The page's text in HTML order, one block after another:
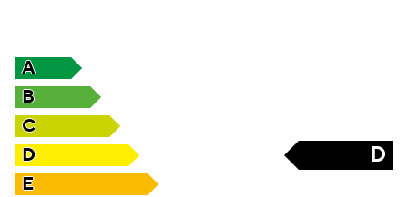
A
B
C
D
D
E